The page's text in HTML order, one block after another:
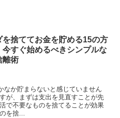
を捨ててお金を貯める15の方
今すぐ始めるべきシンプルな
離術
なか貯まらないと感じていません
が、まずは支出を見直すことが先
で不要なものを捨てることが効果
を捨...